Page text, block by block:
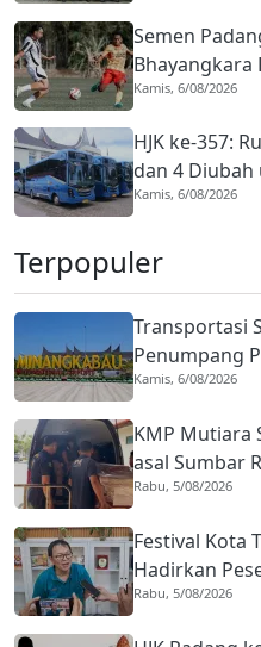
Semen
Bhayangkara
Pramusim
Kamis, 6/08/2026
HJK ke-357:
dan 4
Open Ship,
Kamis, 6/08/2026
Terpopuler
Transportasi
Penumpang
Naik Hampir
Kamis, 6/08/2026
KMP Mutiara
asal Sumbar
ke Agam
Rabu, 5/08/2026
Festival Kota
Hadirkan
Negara
Rabu, 5/08/2026